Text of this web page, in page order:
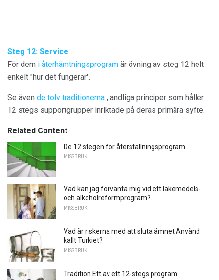
Steg 12: Service
För dem i återhämtningsprogram är övning av steg 12 helt
enkelt "hur det fungerar".
Se även de tolv traditionerna , andliga principer som håller
12 stegs supportgrupper inriktade på deras primära syfte.
Related Content
De 12 stegen för återställningsprogram
MISSBRUK
Vad kan jag förvänta mig vid ett läkemedels-
och alkoholreformprogram?
MISSBRUK
Vad är riskerna med att sluta ämnet Använd
kallt Turkiet?
MISSBRUK
Tradition Ett av ett 12-stegs program